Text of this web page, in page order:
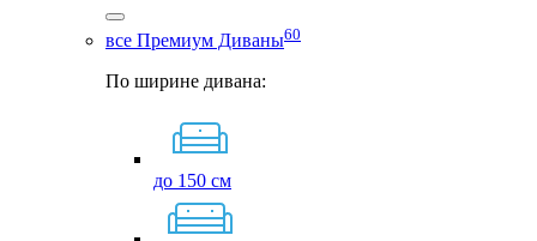
все Премиум Диваны60
По ширине дивана:
до 150 см